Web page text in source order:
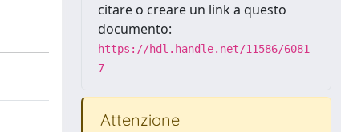
citare o creare un link a questo
documento:
https://hdl.handle.net/11586/6081
7
Attenzione